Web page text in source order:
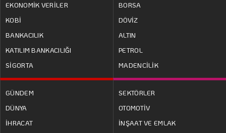
EKONOMİK VERİLER
KOBİ
BANKACILIK
KATILIM BANKACILIĞI
SİGORTA
BORSA
DÖVİZ
ALTIN
PETROL
MADENCİLİK
GÜNDEM
DÜNYA
İHRACAT
SEKTÖRLER
OTOMOTİV
İNŞAAT VE EMLAK